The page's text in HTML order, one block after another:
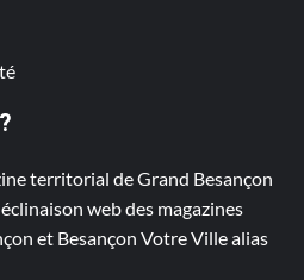
territorial de Grand Besançon
web des magazines
et Besançon Votre Ville alias